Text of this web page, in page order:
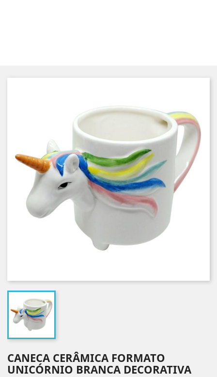
CANECA CERÂMICA FORMATO
UNICÓRNIO BRANCA DECORATIVA